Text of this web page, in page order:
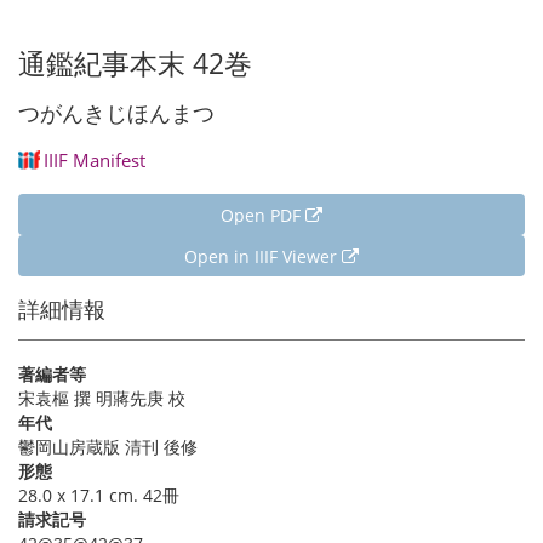
通鑑紀事本末 42巻
つがんきじほんまつ
IIIF Manifest
Open PDF
Open in IIIF Viewer
詳細情報
著編者等
宋袁樞 撰 明蔣先庚 校
年代
鬱岡山房蔵版 清刊 後修
形態
28.0 x 17.1 cm. 42冊
請求記号